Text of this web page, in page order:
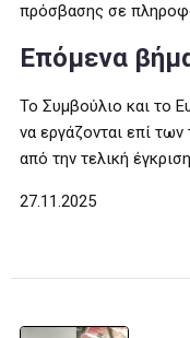
πρόσβασης σε
Επόμενα
Το Συμβούλιο και το
να εργάζονται επί
από την τελική
27.11.2025